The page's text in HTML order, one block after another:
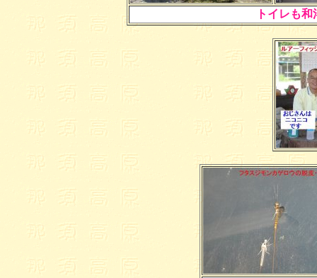
トイレも